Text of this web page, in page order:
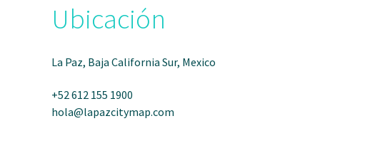
Ubicación
La Paz, Baja California Sur, Mexico
+52 612 155 1900
hola@lapazcitymap.com